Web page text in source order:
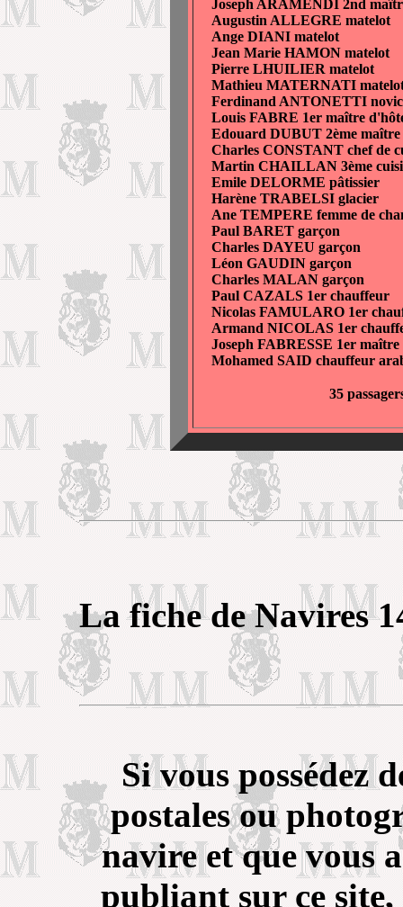
Joseph ARAMENDI 2nd
Augustin ALLEGRE matelot
Ange DIANI matelot
Jean Marie HAMON matelot
Pierre LHUILIER matelot
Mathieu MATERNATI
Ferdinand ANTONETTI
Louis FABRE 1er maître
Edouard DUBUT 2ème
Charles CONSTANT chef de
Martin CHAILLAN 3ème
Emile DELORME pâtissier
Harène TRABELSI glacier
Ane TEMPERE femme de
Paul BARET garçon
Charles DAYEU garçon
Léon GAUDIN garçon
Charles MALAN garçon
Paul CAZALS 1er chauffeur
Nicolas FAMULARO 1er
Armand NICOLAS 1er
Joseph FABRESSE 1er
Mohamed SAID chauffeur
35
La fiche de Navires
Si vous possédez
postales ou
navire et que vous
publiant sur ce